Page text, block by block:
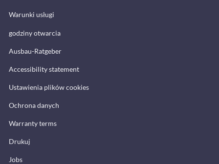
Warunki usługi
godziny otwarcia
Ausbau-Ratgeber
Accessibility statement
Ustawienia plików cookies
Ochrona danych
Warranty terms
Drukuj
Jobs